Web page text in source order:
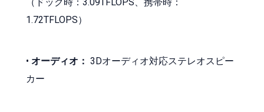
1.72TFLOPS）
• オーディオ： 3Dオーディオ対応ステレオスピー
カー